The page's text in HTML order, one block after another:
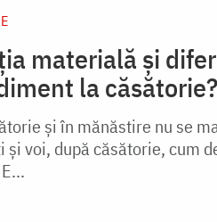
materială și
la căsătorie?
și în mănăstire nu se
și voi, după căsătorie, cum